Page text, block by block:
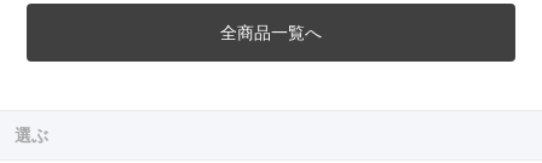
全商品一覧へ
選ぶ